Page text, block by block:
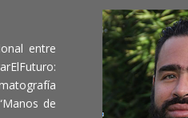
entre
de